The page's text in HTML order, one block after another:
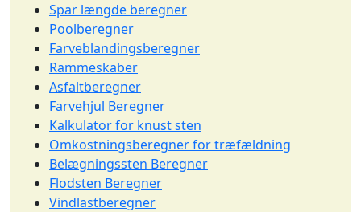
Spar længde beregner
Poolberegner
Farveblandingsberegner
Rammeskaber
Asfaltberegner
Farvehjul Beregner
Kalkulator for knust sten
Omkostningsberegner for træfældning
Belægningssten Beregner
Flodsten Beregner
Vindlastberegner